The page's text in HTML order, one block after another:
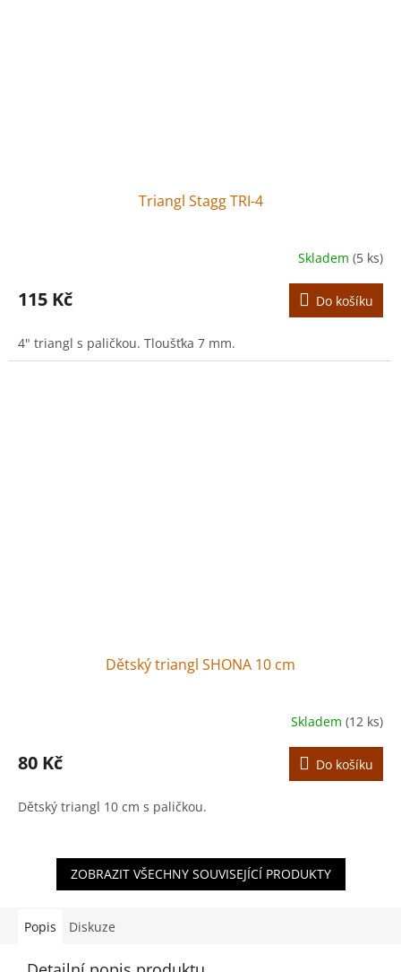
Triangl Stagg TRI-4
Skladem (5 ks)
115 Kč Do košíku
4" triangl s paličkou. Tloušťka 7 mm.
Dětský triangl SHONA 10 cm
Skladem (12 ks)
80 Kč Do košíku
Dětský triangl 10 cm s paličkou.
ZOBRAZIT VŠECHNY SOUVISEJÍCÍ PRODUKTY
Popis Diskuze